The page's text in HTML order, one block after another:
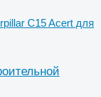
C15 Acert для